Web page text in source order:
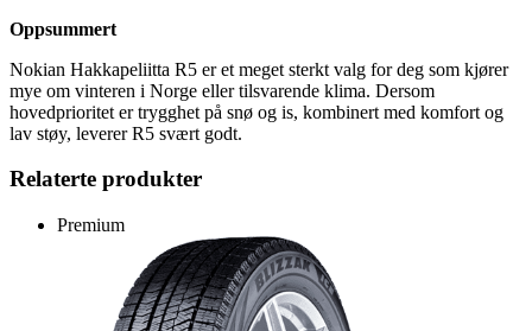
Oppsummert
Nokian Hakkapeliitta R5 er et meget sterkt valg for deg som kjører
mye om vinteren i Norge eller tilsvarende klima. Dersom
hovedprioritet er trygghet på snø og is, kombinert med komfort og
lav støy, leverer R5 svært godt.
Relaterte produkter
Premium